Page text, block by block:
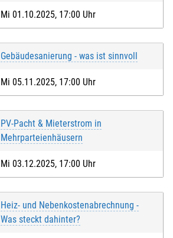
Mi 01.10.2025, 17:00 Uhr
Gebäudesanierung - was ist sinnvoll
Mi 05.11.2025, 17:00 Uhr
PV-Pacht & Mieterstrom in
Mehrparteienhäusern
Mi 03.12.2025, 17:00 Uhr
Heiz- und Nebenkostenabrechnung -
Was steckt dahinter?